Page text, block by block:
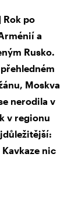
Rok po
a
Rusko.
Moskva
nerodila v
v regionu
nic